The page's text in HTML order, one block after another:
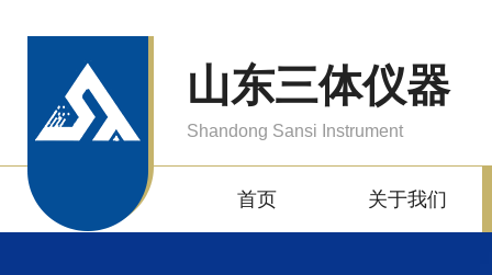
山东三体仪器
Shandong Sansi Instrument
首页 关于我们